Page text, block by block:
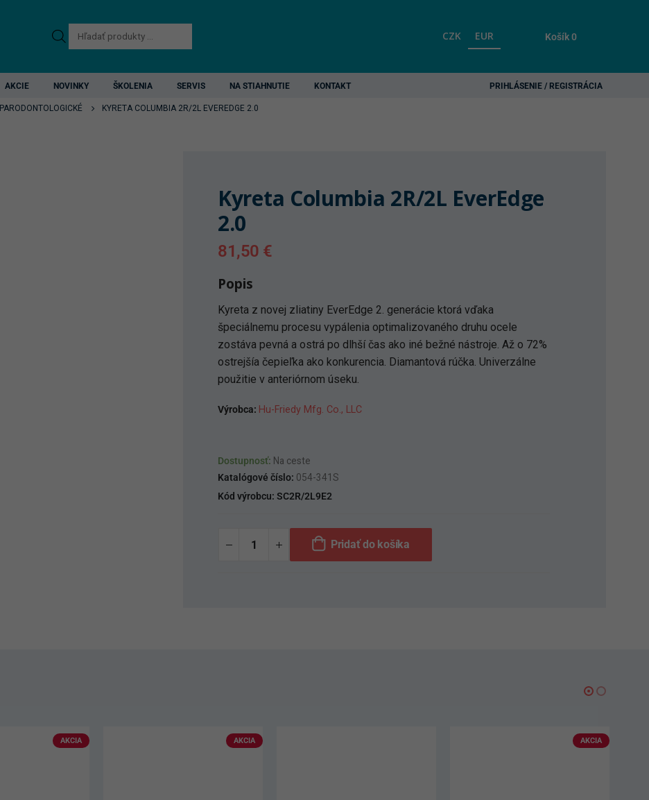
Products
search
CZK EUR Košík0
AKCIE NOVINKY ŠKOLENIA SERVIS NA STIAHNUTIE KONTAKT PRIHLÁSENIE / REGISTRÁCIA
PARODONTOLOGICKÉ KYRETA COLUMBIA 2R/2L EVEREDGE 2.0
Kyreta Columbia 2R/2L EverEdge
2.0
81,50 €
Popis
Kyreta z novej zliatiny EverEdge 2. generácie ktorá vďaka
špeciálnemu procesu vypálenia optimalizovaného druhu ocele
zostáva pevná a ostrá po dlhší čas ako iné bežné nástroje. Až o 72%
ostrejšía čepieľka ako konkurencia. Diamantová rúčka. Univerzálne
použitie v anteriórnom úseku.
Výrobca: Hu-Friedy Mfg. Co., LLC
Dostupnosť: Na ceste
Katalógové číslo: 054-341S
Kód výrobcu: SC2R/2L9E2
Pridať do košíka
AKCIA AKCIA